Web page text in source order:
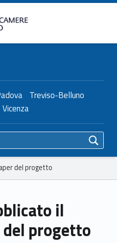
Unioncamere del Veneto
Treviso-Belluno
Vicenza
del progetto
progetto